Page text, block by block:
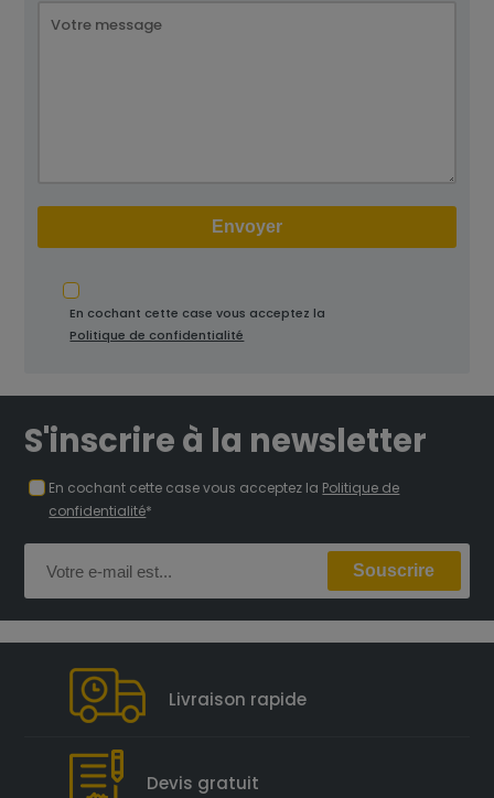
En cochant cette case vous acceptez la
Politique de confidentialité
S'inscrire à la newsletter
En cochant cette case vous acceptez la Politique de
confidentialité*
Livraison rapide
Devis gratuit